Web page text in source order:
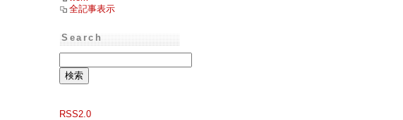
全記事表示
Search
RSS2.0